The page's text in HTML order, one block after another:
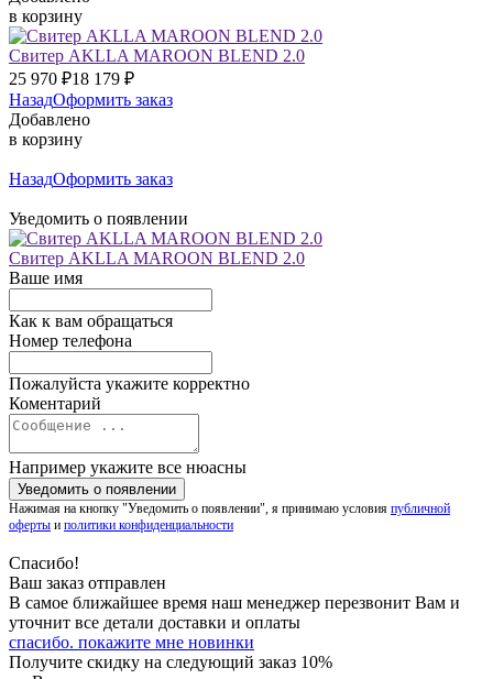
в корзину
Свитер AKLLA MAROON BLEND 2.0
25 970 ₽18 179 ₽
НазадОформить заказ
Добавлено
в корзину
НазадОформить заказ
Уведомить о появлении
Свитер AKLLA MAROON BLEND 2.0
Ваше имя
Как к вам обращаться
Номер телефона
Пожалуйста укажите корректно
Коментарий
Например укажите все нюасны
Нажимая на кнопку "Уведомить о появлении", я принимаю условия публичной
оферты и политики конфиденциальности
Спасибо!
Ваш заказ отправлен
В самое ближайшее время наш менеджер перезвонит Вам и
уточнит все детали доставки и оплаты
спасибо. покажите мне новинки
Получите скидку на следующий заказ 10%